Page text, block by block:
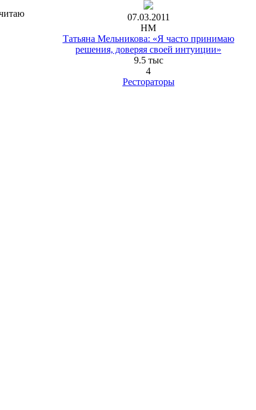
07.03.2011
НМ
Татьяна Мельникова: «Я часто принимаю
решения, доверяя своей интуиции»
9.5 тыс
4
Рестораторы